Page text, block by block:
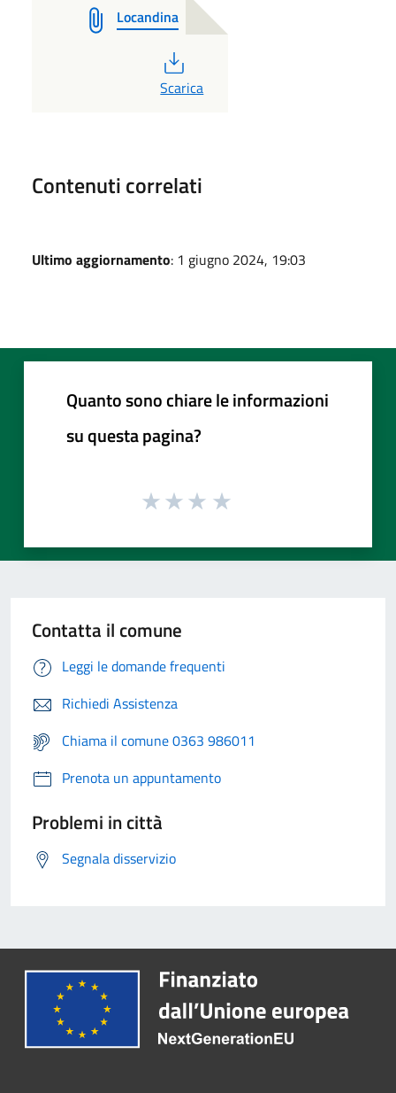
Locandina
PDF
Scarica
Contenuti correlati
Ultimo aggiornamento: 1 giugno 2024, 19:03
Quanto sono chiare le informazioni
su questa pagina?
Contatta il comune
Leggi le domande frequenti
Richiedi Assistenza
Chiama il comune 0363 986011
Prenota un appuntamento
Problemi in città
Segnala disservizio